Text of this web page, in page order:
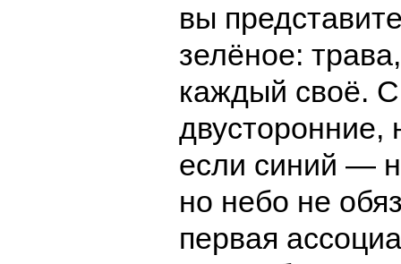
вы
зелёное:
каждый своё.
двусторонние,
если синий —
но небо не
первая